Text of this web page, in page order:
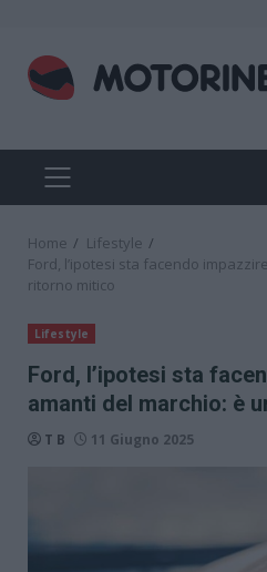
content
PRIMARY
MENU
Home
Lifestyle
Ford, l’ipotesi sta facendo
ritorno mitico
Lifestyle
Ford, l’ipotesi sta
amanti del marchio: è
T B 11 Giugno 2025